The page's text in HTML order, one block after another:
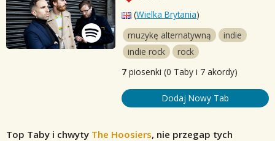
(Wielka Brytania)
muzykę alternatywną
indie
indie rock
rock
7 piosenki (0 Taby i 7 akordy)
Dodaj Nowy Tab
Top Taby i chwyty The Hoosiers, nie przegap tych